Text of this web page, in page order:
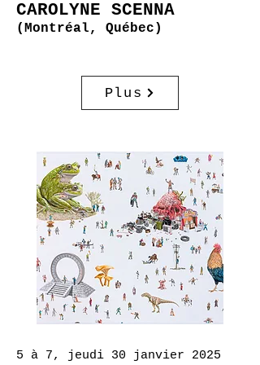
CAROLYNE SCENNA
(Montréal, Québec)
Plus
5 à 7, jeudi 30 janvier 2025